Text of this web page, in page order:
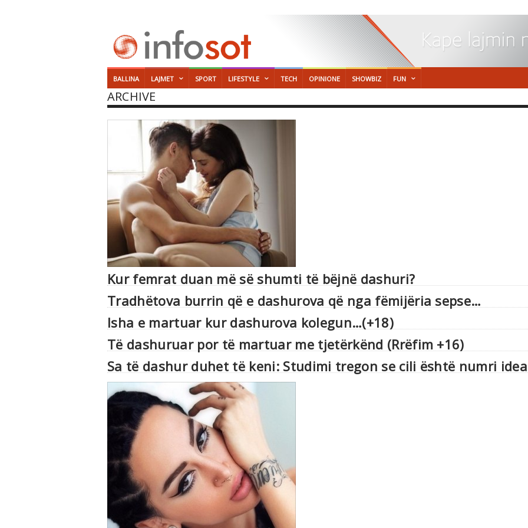
BALLINA LAJMET SPORT LIFESTYLE TECH OPINIONE SHOWBIZ FUN
ARCHIVE
Kur femrat duan më së shumti të bëjnë dashuri?
Tradhëtova burrin që e dashurova që nga fëmijëria sepse…
Isha e martuar kur dashurova kolegun…(+18)
Të dashuruar por të martuar me tjetërkënd (Rrëfim +16)
Sa të dashur duhet të keni: Studimi tregon se cili është numri